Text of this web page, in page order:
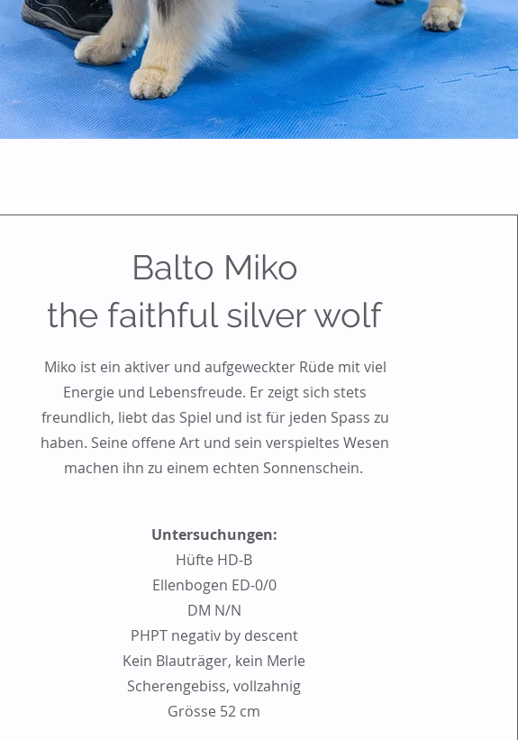
Balto Miko
the faithful silver wolf
Miko ist ein aktiver und aufgeweckter Rüde mit viel
Energie und Lebensfreude. Er zeigt sich stets
freundlich, liebt das Spiel und ist für jeden Spass zu
haben. Seine offene Art und sein verspieltes Wesen
machen ihn zu einem echten Sonnenschein.
Untersuchungen:
Hüfte HD-B
Ellenbogen ED-0/0
DM N/N
PHPT negativ by descent
Kein Blauträger, kein Merle
Scherengebiss, vollzahnig
Grösse 52 cm